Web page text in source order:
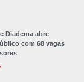
Diadema abre
com 68 vagas